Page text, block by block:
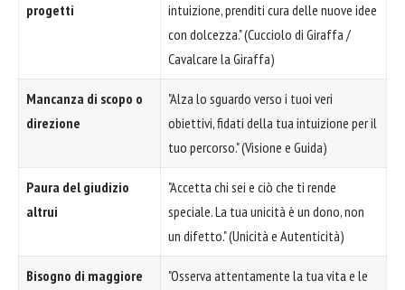
progetti
intuizione, prenditi cura delle nuove idee
con dolcezza." (Cucciolo di Giraffa /
Cavalcare la Giraffa)
Mancanza di scopo o
direzione
"Alza lo sguardo verso i tuoi veri
obiettivi, fidati della tua intuizione per il
tuo percorso." (Visione e Guida)
Paura del giudizio
altrui
"Accetta chi sei e ciò che ti rende
speciale. La tua unicità è un dono, non
un difetto." (Unicità e Autenticità)
Bisogno di maggiore
"Osserva attentamente la tua vita e le